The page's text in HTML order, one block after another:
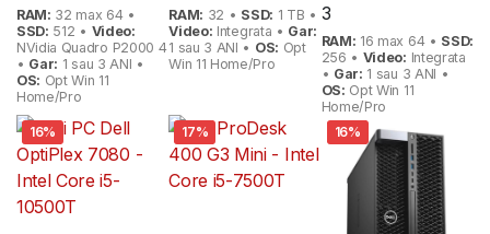
RAM: 32 max 64 •
SSD: 512 • Video:
NVidia Quadro P2000 4
• Gar: 1 sau 3 ANI •
OS: Opt Win 11
Home/Pro
RAM: 32 • SSD: 1 TB •
Video: Integrata • Gar:
1 sau 3 ANI • OS: Opt
Win 11 Home/Pro
3
RAM: 16 max 64 • SSD:
256 • Video: Integrata
• Gar: 1 sau 3 ANI •
OS: Opt Win 11
Home/Pro
16%
17% 16%